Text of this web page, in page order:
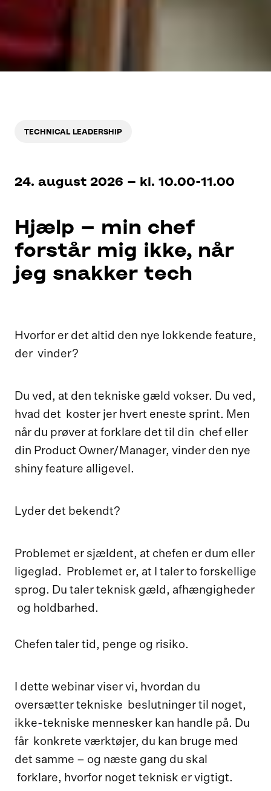
TECHNICAL LEADERSHIP
24. august 2026 – kl. 10.00-11.00
Hjælp – min chef
forstår mig ikke, når
jeg snakker tech
Hvorfor er det altid den nye lokkende feature,
der vinder?
Du ved, at den tekniske gæld vokser. Du ved,
hvad det koster jer hvert eneste sprint. Men
når du prøver at forklare det til din chef eller
din Product Owner/Manager, vinder den nye
shiny feature alligevel.
Lyder det bekendt?
Problemet er sjældent, at chefen er dum eller
ligeglad. Problemet er, at I taler to forskellige
sprog. Du taler teknisk gæld, afhængigheder
og holdbarhed.
Chefen taler tid, penge og risiko.
I dette webinar viser vi, hvordan du
oversætter tekniske beslutninger til noget,
ikke-tekniske mennesker kan handle på. Du
får konkrete værktøjer, du kan bruge med
det samme – og næste gang du skal
forklare, hvorfor noget teknisk er vigtigt.